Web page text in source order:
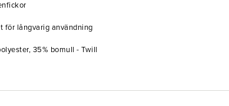
för långvarig användning
35% bomull - Twill